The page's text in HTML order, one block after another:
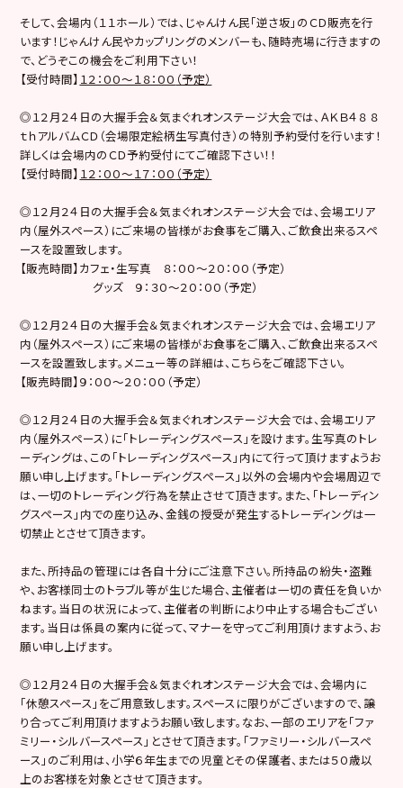
そして、会場内（１１ホール）では、じゃんけん民「逆さ坂」のＣＤ販売を行
います！じゃんけん民やカップリングのメンバーも、随時売場に行きますの
で、どうぞこの機会をご利用下さい！
【受付時間】 １２：００〜１８：００ （予定）
◎１２月２４日の大握手会＆気まぐれオンステージ大会では、ＡＫＢ４８ ８
ｔｈアルバムＣＤ（会場限定絵柄生写真付き）の特別予約受付を行います！
詳しくは会場内のＣＤ予約受付にてご確認下さい！！
【受付時間】 １２：００〜１７：００ （予定）
◎１２月２４日の大握手会＆気まぐれオンステージ大会では、会場エリア
内（屋外スペース）にご来場の皆様がお食事をご購入、ご飲食出来るスペ
ースを設置致します。
【販売時間】カフェ・生写真 ８：００〜２０：００（予定）
グッズ ９：３０〜２０：００（予定）
◎１２月２４日の大握手会＆気まぐれオンステージ大会では、会場エリア
内（屋外スペース）にご来場の皆様がお食事をご購入、ご飲食出来るスペ
ースを設置致します。メニュー等の詳細は、こちらをご確認下さい。
【販売時間】９：００〜２０：００（予定）
◎１２月２４日の大握手会＆気まぐれオンステージ大会では、会場エリア
内（屋外スペース）に「トレーディングスペース」を設けます。生写真のトレ
ーディングは、この「トレーディングスペース」内にて行って頂けますようお
願い申し上げます。「トレーディングスペース」以外の会場内や会場周辺で
は、一切のトレーディング行為を禁止させて頂きます。また、「トレーディン
グスペース」内での座り込み、金銭の授受が発生するトレーディングは一
切禁止とさせて頂きます。
また、所持品の管理には各自十分にご注意下さい。所持品の紛失・盗難
や、お客様同士のトラブル等が生じた場合、主催者は一切の責任を負いか
ねます。当日の状況によって、主催者の判断により中止する場合もござい
ます。当日は係員の案内に従って、マナーを守ってご利用頂けますよう、お
願い申し上げます。
◎１２月２４日の大握手会＆気まぐれオンステージ大会では、会場内に
「休憩スペース」をご用意致します。スペースに限りがございますので、譲
り合ってご利用頂けますようお願い致します。なお、一部のエリアを「ファ
ミリー・シルバースペース」とさせて頂きます。「ファミリー・シルバースペ
ース」のご利用は、小学６年生までの児童とその保護者、または５０歳以
上のお客様を対象とさせて頂きます。